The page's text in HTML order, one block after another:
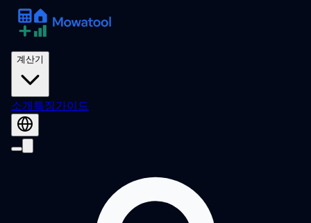
계산기
소개특징가이드